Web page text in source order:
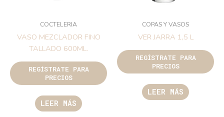
COCTELERIA
VASO MEZCLADOR FINO
TALLADO 600ML.
REGÍSTRATE PARA
PRECIOS
LEER MÁS
COPAS Y VASOS
VER JARRA 1,5 L
REGÍSTRATE PARA
PRECIOS
LEER MÁS